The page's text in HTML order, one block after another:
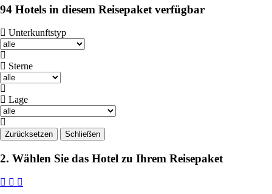
94 Hotels in diesem Reisepaket verfügbar
Unterkunftstyp
Sterne
Lage
Zurücksetzen Schließen
2. Wählen Sie das Hotel zu Ihrem Reisepaket